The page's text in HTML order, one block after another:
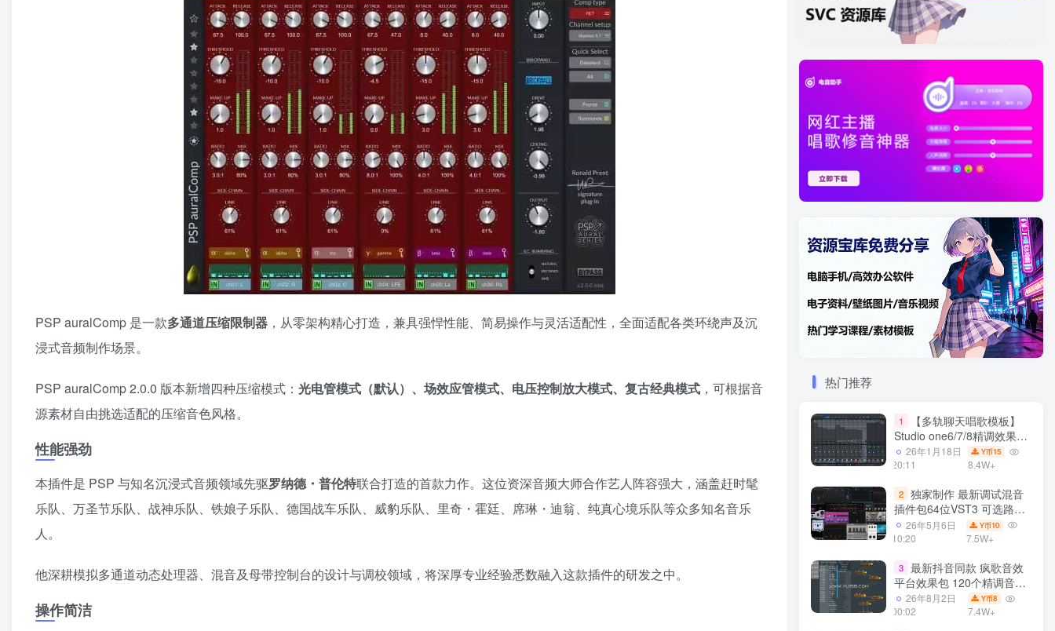
PSP auralComp 是一款多通道压缩限制器 ，从零架构精心打造，兼具强悍性能、简易操作与灵活适配性，全面适配各类环绕声及沉
浸式音频制作场景。
PSP auralComp 2.0.0 版本新增四种压缩模式： 光电管模式（默认）、场效应管模式、电压控制放大模式、复古经典模式 ，可根据音
源素材自由挑选适配的压缩音色风格。
性能强劲
本插件是 PSP 与知名沉浸式音频领域先驱罗纳德・普伦特联合打造的首款力作。这位资深音频大师合作艺人阵容强大，涵盖赶时髦
乐队、万圣节乐队、战神乐队、铁娘子乐队、德国战车乐队、威豹乐队、里奇・霍廷、席琳・迪翁、纯真心境乐队等众多知名音乐
人。
他深耕模拟多通道动态处理器、混音及母带控制台的设计与调校领域，将深厚专业经验悉数融入这款插件的研发之中。
操作简洁
热门推荐
1
【多轨聊天唱歌模板】
Studio one6/7/8精调效果包
多种效果模式 声卡调试好直
播预设模板
26年1月18日
20:11
Y币15
8.4W+
2 独家制作 最新调试混音
插件包64位VST3 可选路径
一键安装550个效果器合集
v3.0 WiN 支持定制
26年5月6日
10:20
Y币10
7.5W+
3 最新抖音同款 疯歌音效
平台效果包 120个精调音效
包+软件自带170个音效
+600个插件 带安装教程全
26年8月2日
00:02
Y币8
7.4W+